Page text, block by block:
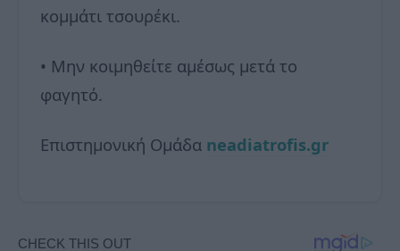
κομμάτι τσουρέκι.
• Μην κοιμηθείτε αμέσως μετά το
φαγητό.
Επιστημονική Ομάδα neadiatrofis.gr